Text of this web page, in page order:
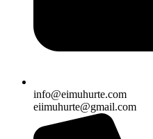
info@eimuhurte.com
eiimuhurte@gmail.com